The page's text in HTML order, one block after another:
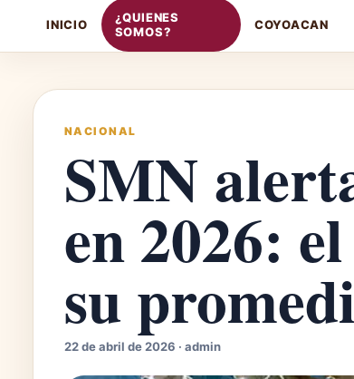
INICIO
¿QUIENES
SOMOS?
COYOACAN
NACIONAL
SMN
en 2026:
su
22 de abril de 2026 · admin